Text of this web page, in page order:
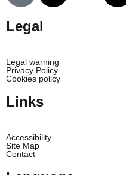
Legal
Legal warning
Privacy Policy
Cookies policy
Links
Accessibility
Site Map
Contact